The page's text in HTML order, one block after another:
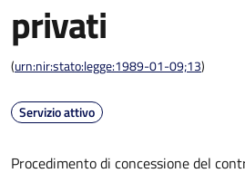
privati
(urn:nir:stato:legge:1989-01-09;13)
Servizio attivo
Procedimento di concessione del